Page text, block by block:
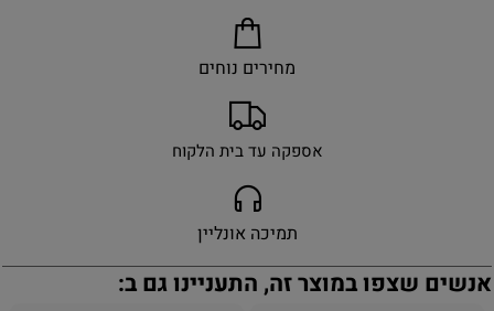
מחירים נוחים
אספקה עד בית הלקוח
תמיכה אונליין
אנשים שצפו במוצר זה, התעניינו גם ב: